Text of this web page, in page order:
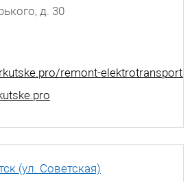
д. 30
remont-elektrotransporta
(ул. Советская)